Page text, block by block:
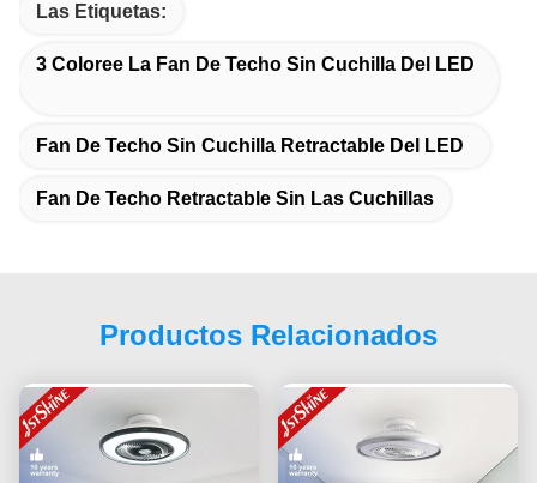
Las Etiquetas:
3 Coloree La Fan De Techo Sin Cuchilla Del LED
Fan De Techo Sin Cuchilla Retractable Del LED
Fan De Techo Retractable Sin Las Cuchillas
Productos Relacionados